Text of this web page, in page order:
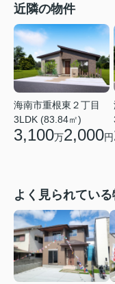
近隣の物件
海南市重根東２丁目
3LDK (83.84㎡)
3,100万2,000円
よく見られてい